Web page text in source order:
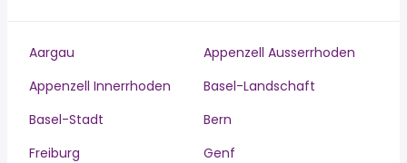
Aargau
Appenzell Ausserrhoden
Appenzell Innerrhoden
Basel-Landschaft
Basel-Stadt
Bern
Freiburg
Genf